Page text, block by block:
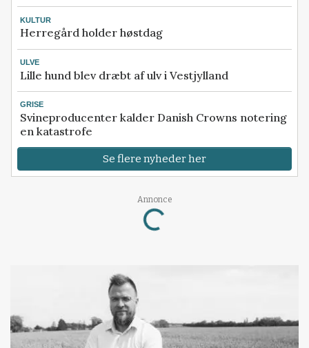
KULTUR
Herregård holder høstdag
ULVE
Lille hund blev dræbt af ulv i Vestjylland
GRISE
Svineproducenter kalder Danish Crowns notering
en katastrofe
Se flere nyheder her
Annonce
Loading...